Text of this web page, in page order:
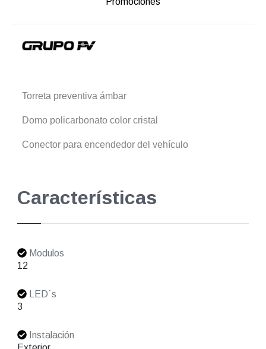
Torreta preventiva ámbar
Domo policarbonato color cristal
Conector para encendedor del vehículo
Características
Modulos
12
LED´s
3
Instalación